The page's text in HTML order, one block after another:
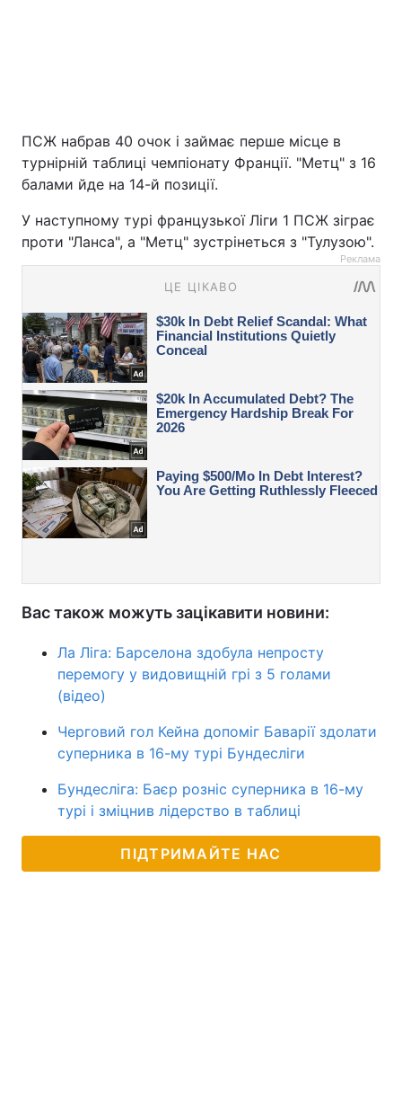
ПСЖ набрав 40 очок і займає перше місце в
турнірній таблиці чемпіонату Франції. "Метц" з 16
балами йде на 14-й позиції.
У наступному турі французької Ліги 1 ПСЖ зіграє
проти "Ланса", а "Метц" зустрінеться з "Тулузою".
Реклама
Вас також можуть зацікавити новини:
Ла Ліга: Барселона здобула непросту
перемогу у видовищній грі з 5 голами
(відео)
Черговий гол Кейна допоміг Баварії здолати
суперника в 16-му турі Бундесліги
Бундесліга: Баєр розніс суперника в 16-му
турі і зміцнив лідерство в таблиці
ПІДТРИМАЙТЕ НАС